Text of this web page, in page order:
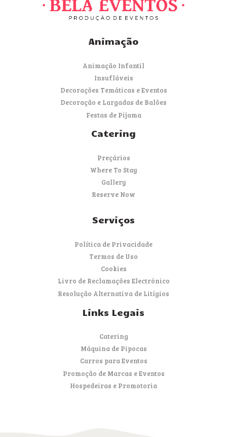
Animação
Animação Infantil
Insufláveis
Decorações Temáticas e Eventos
Decoração e Largadas de Balões
Festas de Pijama
Catering
Preçários
Where To Stay
Gallery
Reserve Now
Serviços
Política de Privacidade
Termos de Uso
Cookies
Livro de Reclamações Electrónico
Resolução Alternativa de Litígios
Links Legais
Catering
Máquina de Pipocas
Carros para Eventos
Promoção de Marcas e Eventos
Hospedeiras e Promotoria